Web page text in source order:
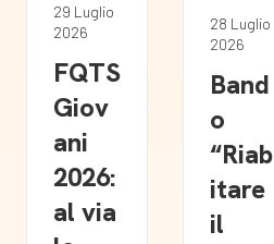
29 Luglio
2026
FQTS
Giov
ani
2026:
al via
28 Luglio
2026
Band
o
“Riab
itare
il